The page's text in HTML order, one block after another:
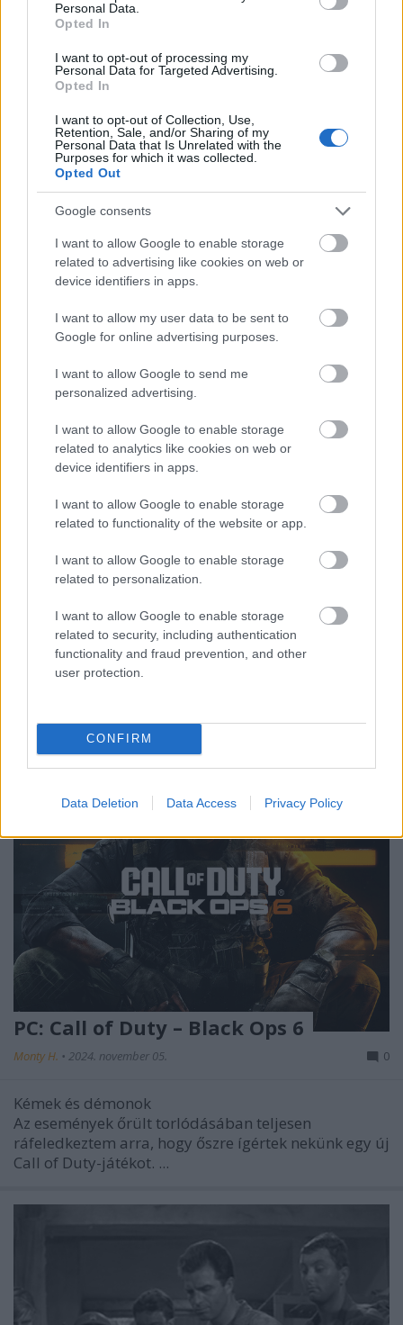
Personal Data.
Opted In
I want to opt-out of processing my
Personal Data for Targeted Advertising.
Opted In
I want to opt-out of Collection, Use,
Retention, Sale, and/or Sharing of my
Personal Data that Is Unrelated with the
Purposes for which it was collected.
Opted Out
Google consents
I want to allow Google to enable storage
related to advertising like cookies on web or
device identifiers in apps.
I want to allow my user data to be sent to
Google for online advertising purposes.
I want to allow Google to send me
personalized advertising.
I want to allow Google to enable storage
related to analytics like cookies on web or
device identifiers in apps.
I want to allow Google to enable storage
related to functionality of the website or app.
I want to allow Google to enable storage
related to personalization.
I want to allow Google to enable storage
related to security, including authentication
functionality and fraud prevention, and other
user protection.
CONFIRM
Data Deletion Data Access Privacy Policy
MAKETT: A34 Comet
Monty H.•2025. január 09.
Tamiya 1:35
A brit harcjárművek makettváltozataiból koránt
sincs annyi a piacon, mint az amerikai, szovjet vagy
német típusokból, ugyanakkor a ...
KÉPREGÉNY: Star Wars: Mesék
Monty H. 2025. január 06.
Egy messzi-messzi galaxis háttértörténetei
Egy ötletes, de kevésbé ismert és méltatlanul lezárt
PC: Call of Duty – Black Ops 6
Monty H. • 2024. november 05. 0
Kémek és démonok
Az események őrült torlódásában teljesen
ráfeledkeztem arra, hogy őszre ígértek nekünk egy új
Call of Duty-játékot. ...